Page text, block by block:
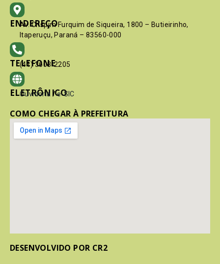
ENDEREÇO
Av. Crispim Furquim de Siqueira, 1800 – Butieirinho,
Itaperuçu, Paraná – 83560-000
TELEFONE
(41) 3603-2205
ELETRÔNICO
Ouvidoria / e-SIC
COMO CHEGAR À PREFEITURA
DESENVOLVIDO POR CR2